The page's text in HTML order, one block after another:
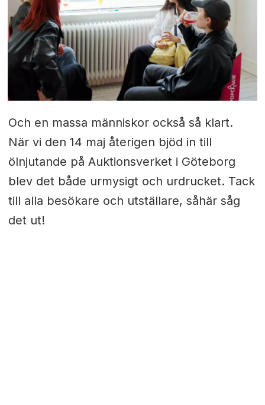
Och en massa människor också så klart.
När vi den 14 maj återigen bjöd in till
ölnjutande på Auktionsverket i Göteborg
blev det både urmysigt och urdrucket. Tack
till alla besökare och utställare, såhär såg
det ut!